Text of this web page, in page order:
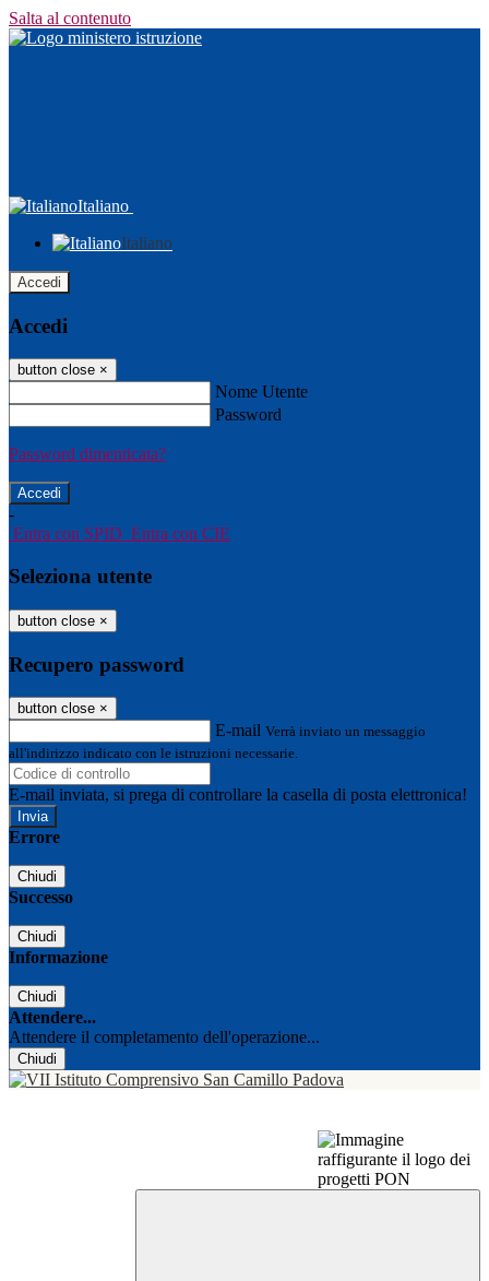
Salta al contenuto
Italiano
Italiano
Accedi
Accedi
button close ×
Nome Utente
Password
Password dimenticata?
-
Entra con SPID Entra con CIE
Seleziona utente
button close ×
Recupero password
button close ×
E-mail Verrà inviato un messaggio
all'indirizzo indicato con le istruzioni necessarie.
E-mail inviata, si prega di controllare la casella di posta elettronica!
Errore
Chiudi
Successo
Chiudi
Informazione
Chiudi
Attendere...
Attendere il completamento dell'operazione...
Chiudi